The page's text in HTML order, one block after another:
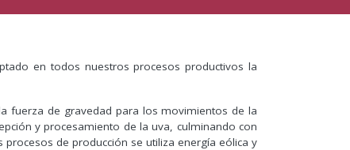
en todos nuestros procesos productivos la
fuerza de gravedad para los movimientos de la
y procesamiento de la uva, culminando con
de producción se utiliza energía eólica y